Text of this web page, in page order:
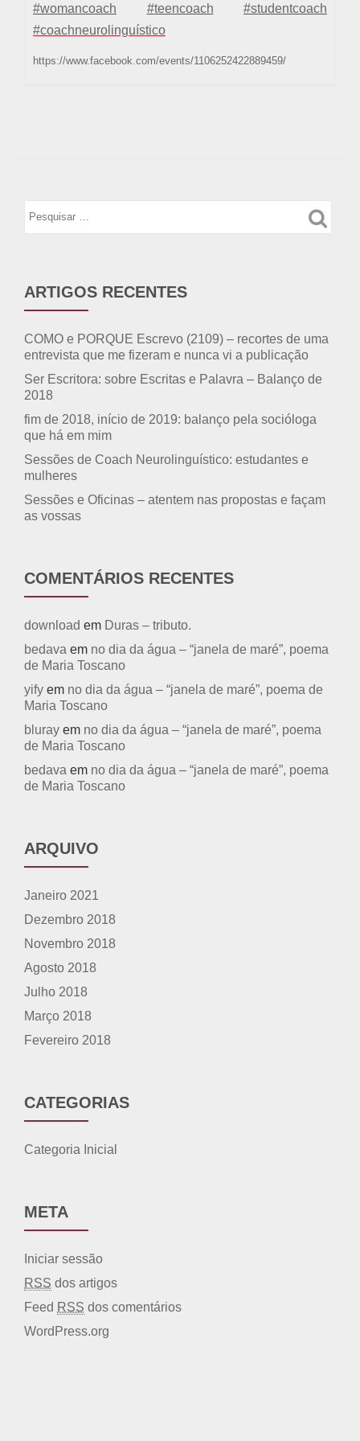
#womancoach #teencoach #studentcoach
#coachneurolinguístico
https://www.facebook.com/events/1106252422889459/
ARTIGOS RECENTES
COMO e PORQUE Escrevo (2109) – recortes de uma
entrevista que me fizeram e nunca vi a publicação
Ser Escritora: sobre Escritas e Palavra – Balanço de
2018
fim de 2018, início de 2019: balanço pela socióloga
que há em mim
Sessões de Coach Neurolinguístico: estudantes e
mulheres
Sessões e Oficinas – atentem nas propostas e façam
as vossas
COMENTÁRIOS RECENTES
download em Duras – tributo.
bedava em no dia da água – “janela de maré”, poema
de Maria Toscano
yify em no dia da água – “janela de maré”, poema de
Maria Toscano
bluray em no dia da água – “janela de maré”, poema
de Maria Toscano
bedava em no dia da água – “janela de maré”, poema
de Maria Toscano
ARQUIVO
Janeiro 2021
Dezembro 2018
Novembro 2018
Agosto 2018
Julho 2018
Março 2018
Fevereiro 2018
CATEGORIAS
Categoria Inicial
META
Iniciar sessão
RSS dos artigos
Feed RSS dos comentários
WordPress.org